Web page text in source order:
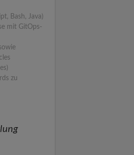
Bash, Java)
mit GitOps-
zu